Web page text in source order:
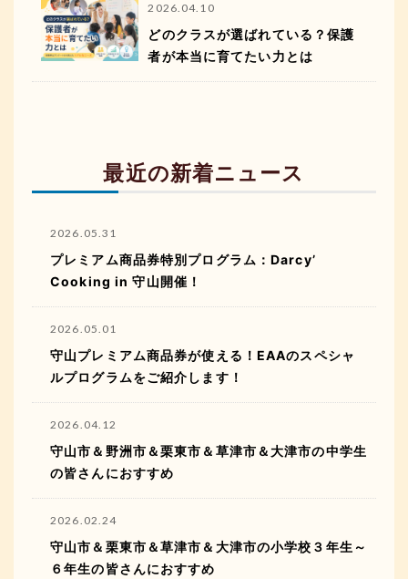
2026.04.10
どのクラスが選ばれている？保護
者が本当に育てたい力とは
最近の新着ニュース
2026.05.31
プレミアム商品券特別プログラム：Darcy’
Cooking in 守山開催！
2026.05.01
守山プレミアム商品券が使える！EAAのスペシャ
ルプログラムをご紹介します！
2026.04.12
守山市＆野洲市＆栗東市＆草津市＆大津市の中学生
の皆さんにおすすめ
2026.02.24
守山市＆栗東市＆草津市＆大津市の小学校３年生～
６年生の皆さんにおすすめ